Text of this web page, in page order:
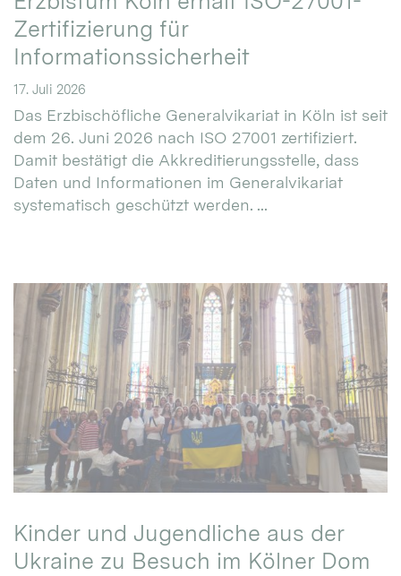
Zertifizierung für
Informationssicherheit
17. Juli 2026
Das Erzbischöfliche Generalvikariat in Köln ist seit
dem 26. Juni 2026 nach ISO 27001 zertifiziert.
Damit bestätigt die Akkreditierungsstelle, dass
Daten und Informationen im Generalvikariat
systematisch geschützt werden. ...
Kinder und Jugendliche aus der
Ukraine zu Besuch im Kölner Dom